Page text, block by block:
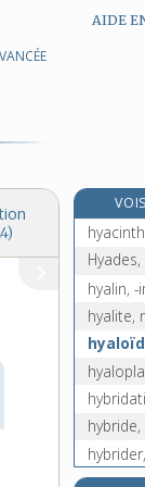
AIDE
hW,
Hyades,
hyalin, -
hyalite,
hybride,